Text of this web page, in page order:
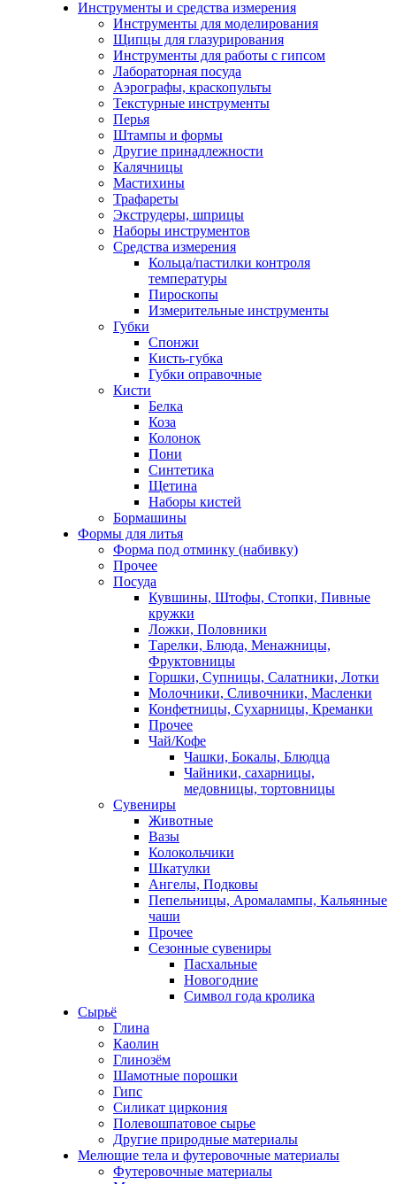
Инструменты и средства измерения
Инструменты для моделирования
Щипцы для глазурирования
Инструменты для работы с гипсом
Лабораторная посуда
Аэрографы, краскопульты
Текстурные инструменты
Перья
Штампы и формы
Другие принадлежности
Калячницы
Мастихины
Трафареты
Экструдеры, шприцы
Наборы инструментов
Средства измерения
Кольца/пастилки контроля
температуры
Пироскопы
Измерительные инструменты
Губки
Спонжи
Кисть-губка
Губки оправочные
Кисти
Белка
Коза
Колонок
Пони
Синтетика
Щетина
Наборы кистей
Бормашины
Формы для литья
Форма под отминку (набивку)
Прочее
Посуда
Кувшины, Штофы, Стопки, Пивные
кружки
Ложки, Половники
Тарелки, Блюда, Менажницы,
Фруктовницы
Горшки, Супницы, Салатники, Лотки
Молочники, Сливочники, Масленки
Конфетницы, Сухарницы, Креманки
Прочее
Чай/Кофе
Чашки, Бокалы, Блюдца
Чайники, сахарницы,
медовницы, тортовницы
Сувениры
Животные
Вазы
Колокольчики
Шкатулки
Ангелы, Подковы
Пепельницы, Аромалампы, Кальянные
чаши
Прочее
Сезонные сувениры
Пасхальные
Новогодние
Символ года кролика
Сырьё
Глина
Каолин
Глинозём
Шамотные порошки
Гипс
Силикат циркония
Полевошпатовое сырье
Другие природные материалы
Мелющие тела и футеровочные материалы
Футеровочные материалы